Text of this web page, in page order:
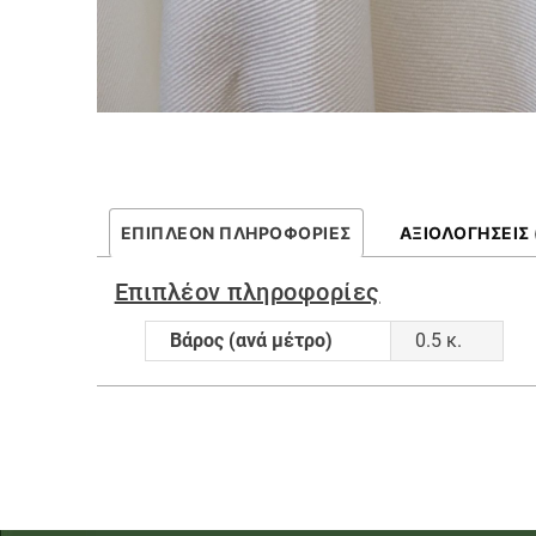
ΕΠΙΠΛΈΟΝ ΠΛΗΡΟΦΟΡΊΕΣ ΑΞΙΟΛΟΓΉΣΕΙΣ
Επιπλέον πληροφορίες
Βάρος (ανά μέτρο) 0.5 κ.